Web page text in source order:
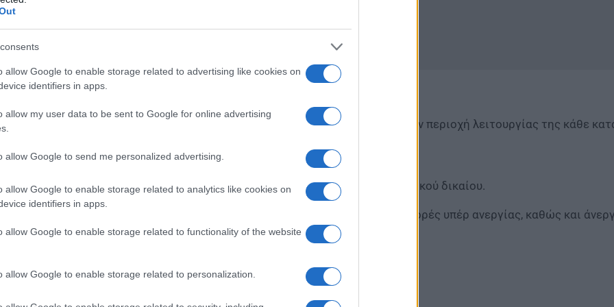
allow Google to enable storage related to advertising like cookies on
identifiers in apps.
allow my user data to be sent to Google for online advertising
allow Google to send me personalized advertising.
allow Google to enable storage related to analytics like cookies on
identifiers in apps.
allow Google to enable storage related to functionality of the website
allow Google to enable storage related to personalization.
ποσό της επιδότησης διαφοροποιείται ανάλογα με την περίοδο και την περιοχή λειτουργίας της κάθε
είναι οι δικαιούχοι
συμμετοχής έχουν εργαζόμενοι με εξαρτημένη σχέση εργασίας ιδιωτικού δικαίου.
δικαιούχους περιλαμβάνονται επίσης ασφαλισμένοι στον e-ΕΦΚΑ με εισφορές υπέρ ανεργίας, καθώς και
ανεργίας.